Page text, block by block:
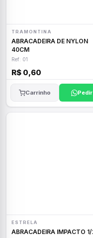
TRAMONTINA
ABRACADEIRA DE NYLON
40CM
Ref: 01
R$ 0,60
Carrinho Pedir
ESTRELA
ABRACADEIRA IMPACTO 1/2"